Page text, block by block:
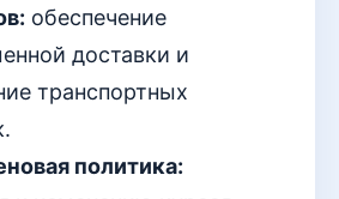
обеспечение
доставки и
транспортных
политика: